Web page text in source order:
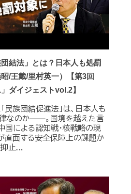
結法」とは？日本人も処罰
/王戴/里村英一）【第3回
ダイジェストvol.2】
民族団結促進法」は、日本人も
なのか――。国境を越えた言
国による認知戦・核戦略の現
直面する安全保障上の課題か
止...